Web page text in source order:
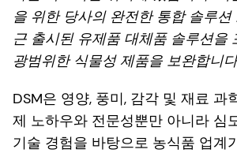
을 위한 당사의 완전한 통합 솔루
근 출시된 유제품 대체품 솔루션을
광범위한 식물성 제품을 보완합니
DSM은 영양, 풍미, 감각 및 재료 과
제 노하우와 전문성뿐만 아니라 심
기술 경험을 바탕으로 농식품 업계